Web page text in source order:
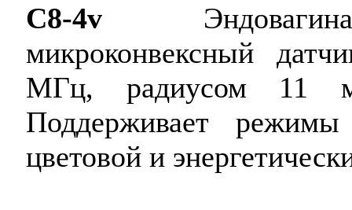
C8-4v
микроконвексный
МГц, радиусом 11
Поддерживает
цветовой и